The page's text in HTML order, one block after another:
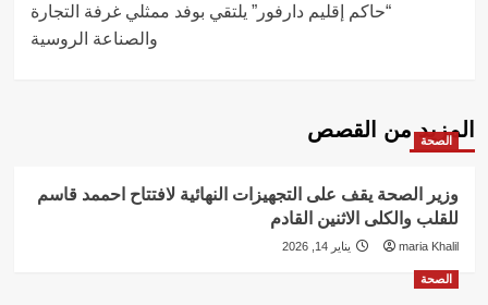
“حاكم إقليم دارفور” يلتقي بوفد ممثلي غرفة التجارة
والصناعة الروسية
المزيد من القصص
الصحة
وزير الصحة يقف على التجهيزات النهائية لافتتاح احممد قاسم
للقلب والكلى الاثنين القادم
maria Khalil يناير 14, 2026
الصحة